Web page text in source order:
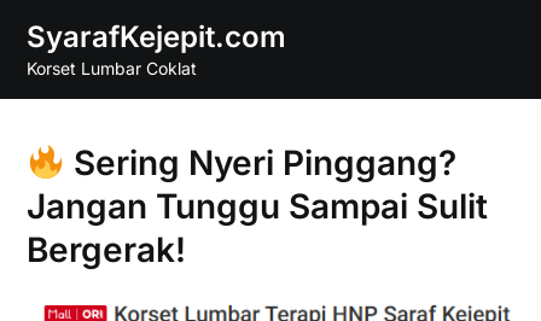
content
SyarafKejepit.com
Korset Lumbar Coklat
Sering Nyeri Pinggang?
Jangan Tunggu Sampai Sulit
Bergerak!